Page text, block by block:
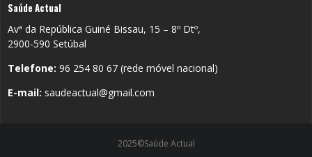
Saúde Actual
Avª da República Guiné Bissau, 15 – 8º Dtº,
2900-590 Setúbal
Telefone: 96 254 80 67 (rede móvel nacional)
E-mail: saudeactual@gmail.com
2025©Saúde Actual